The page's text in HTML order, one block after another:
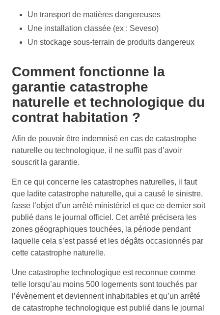
Un transport de matières dangereuses
Une installation classée (ex : Seveso)
Un stockage sous-terrain de produits dangereux
Comment fonctionne la
garantie catastrophe
naturelle et technologique du
contrat habitation ?
Afin de pouvoir être indemnisé en cas de catastrophe
naturelle ou technologique, il ne suffit pas d’avoir
souscrit la garantie.
En ce qui concerne les catastrophes naturelles, il faut
que ladite catastrophe naturelle, qui a causé le sinistre,
fasse l’objet d’un arrêté ministériel et que ce dernier soit
publié dans le journal officiel. Cet arrêté précisera les
zones géographiques touchées, la période pendant
laquelle cela s’est passé et les dégâts occasionnés par
cette catastrophe naturelle.
Une catastrophe technologique est reconnue comme
telle lorsqu’au moins 500 logements sont touchés par
l’évènement et deviennent inhabitables et qu’un arrêté
de catastrophe technologique est publié dans le journal